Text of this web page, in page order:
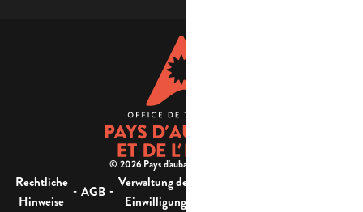
© 2026 Pays d'aubagne et de l'étoile -
Rechtliche
Hinweise
- AGB - Verwaltung der
Einwilligung